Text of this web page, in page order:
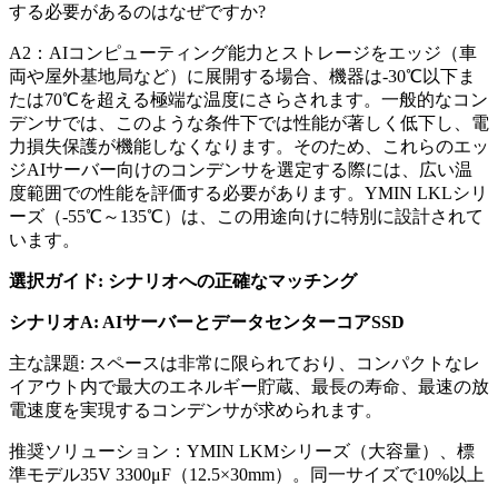
する必要があるのはなぜですか?
A2：AIコンピューティング能力とストレージをエッジ（車
両や屋外基地局など）に展開する場合、機器は-30℃以下ま
たは70℃を超える極端な温度にさらされます。一般的なコン
デンサでは、このような条件下では性能が著しく低下し、電
力損失保護が機能しなくなります。そのため、これらのエッ
ジAIサーバー向けのコンデンサを選定する際には、広い温
度範囲での性能を評価する必要があります。YMIN LKLシリ
ーズ（-55℃～135℃）は、この用途向けに特別に設計されて
います。
選択ガイド: シナリオへの正確なマッチング
シナリオA: AIサーバーとデータセンターコアSSD
主な課題: スペースは非常に限られており、コンパクトなレ
イアウト内で最大のエネルギー貯蔵、最長の寿命、最速の放
電速度を実現するコンデンサが求められます。
推奨ソリューション：YMIN LKMシリーズ（大容量）、標
準モデル35V 3300μF（12.5×30mm）。同一サイズで10%以上